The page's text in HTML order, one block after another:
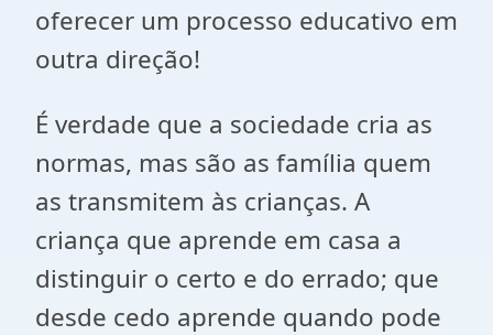
oferecer um processo educativo em
outra direção!
É verdade que a sociedade cria as
normas, mas são as família quem
as transmitem às crianças. A
criança que aprende em casa a
distinguir o certo e do errado; que
desde cedo aprende quando pode